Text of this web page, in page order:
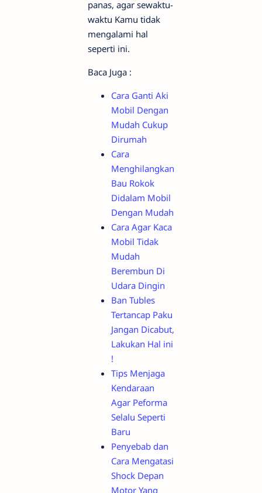
panas, agar sewaktu-
waktu Kamu tidak
mengalami hal
seperti ini.
Baca Juga :
Cara Ganti Aki
Mobil Dengan
Mudah Cukup
Dirumah
Cara
Menghilangkan
Bau Rokok
Didalam Mobil
Dengan Mudah
Cara Agar Kaca
Mobil Tidak
Mudah
Berembun Di
Udara Dingin
Ban Tubles
Tertancap Paku
Jangan Dicabut,
Lakukan Hal ini
!
Tips Menjaga
Kendaraan
Agar Peforma
Selalu Seperti
Baru
Penyebab dan
Cara Mengatasi
Shock Depan
Motor Yang